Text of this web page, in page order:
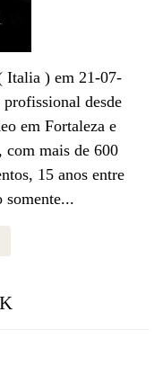
Italia ) em 21-07-
desde
em Fortaleza e
com mais de 600
15 anos entre
somente...